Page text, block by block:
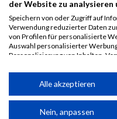
der Website zu analysieren
Speichern von oder Zugriff auf
Verwendung reduzierter Daten
von Profilen für personalisierte
Auswahl personalisierter
Personalisierung von Inhalten.
Performance von Inhalten.
Kombinationen von Daten aus
von Inhalten.
Daten können außerhalb der
Alle akzeptieren
Nein, anpassen